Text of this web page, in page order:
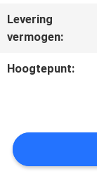
OP
VRAAG
EEN
Levering
vermogen:
Hoogtepunt: